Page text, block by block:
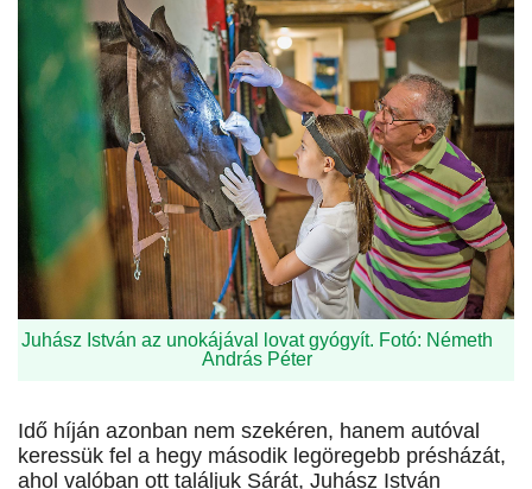
Juhász István az unokájával lovat gyógyít. Fotó: Németh
András Péter
Idő híján azonban nem szekéren, hanem autóval
keressük fel a hegy második legöregebb présházát,
ahol valóban ott találjuk Sárát, Juhász István